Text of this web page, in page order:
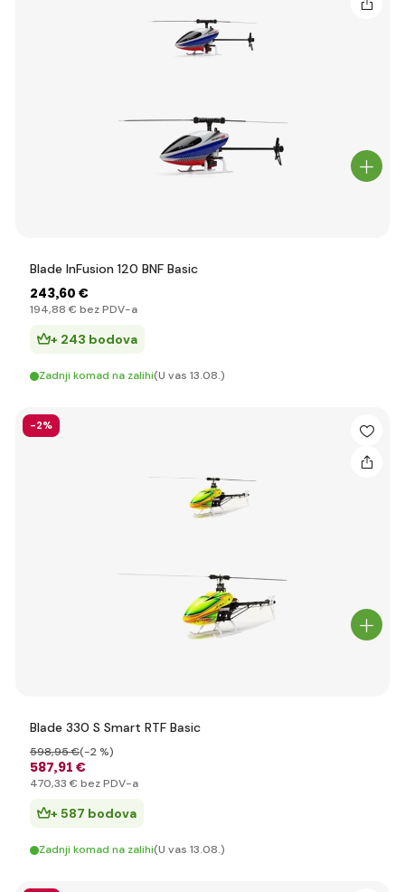
Blade InFusion 120 BNF Basic
243,60 €
194,88 € bez PDV-a
+ 243 bodova
Zadnji komad na zalihi(U vas 13.08.)
-2%
Blade 330 S Smart RTF Basic
587,91 €
598,95 €(-2 %)
470,33 € bez PDV-a
+ 587 bodova
Zadnji komad na zalihi(U vas 13.08.)